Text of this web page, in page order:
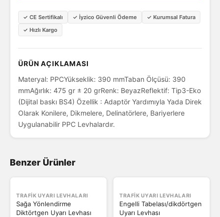
✓ CE Sertifikalı ✓ İyzico Güvenli Ödeme ✓ Kurumsal Fatura
✓ Hızlı Kargo
ÜRÜN AÇIKLAMASI
Materyal: PPCYükseklik: 390 mmTaban Ölçüsü: 390
mmAğırlık: 475 gr ± 20 grRenk: BeyazReflektif: Tip3-Eko
(Dijital baskı BS4) Özellik : Adaptör Yardımıyla Yada Direk
Olarak Konilere, Dikmelere, Delinatörlere, Bariyerlere
Uygulanabilir PPC Levhalardır.
Benzer Ürünler
TRAFIK UYARI LEVHALARI
Sağa Yönlendirme
Diktörtgen Uyarı Levhası
TRAFIK UYARI LEVHALARI
Engelli Tabelası/dikdörtgen
Uyarı Levhası